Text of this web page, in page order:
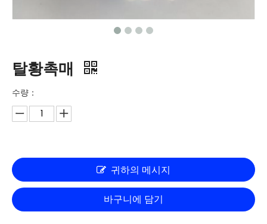
탈황촉매
수량：
귀하의 메시지
바구니에 담기